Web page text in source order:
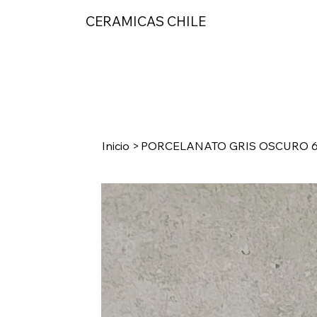
CERAMICAS CHILE
Inicio > PORCELANATO GRIS OSCURO